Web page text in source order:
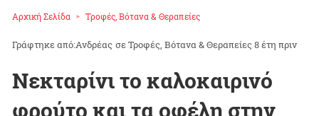
Αρχική Σελίδα Τροφές, Βότανα & Θεραπείες
Ανδρέας σεΤροφές, Βότανα & Θεραπείες 8 έτη πριν
Νεκταρίνι το καλοκαιρινό
φρούτο και τα οφέλη στην